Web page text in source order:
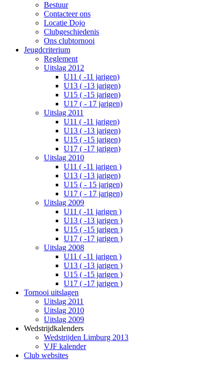
Bestuur
Contacteer ons
Locatie Dojo
Clubgeschiedenis
Ons clubtornooi
Jeugdcriterium
Reglement
Uitslag 2012
U11 ( -11 jarigen)
U13 ( -13 jarigen)
U15 ( -15 jarigen)
U17 ( - 17 jarigen)
Uitslag 2011
U11 ( -11 jarigen)
U13 ( -13 jarigen)
U15 ( -15 jarigen)
U17 ( -17 jarigen)
Uitslag 2010
U11 ( -11 jarigen )
U13 ( -13 jarigen)
U15 ( - 15 jarigen)
U17 ( - 17 jarigen)
Uitslag 2009
U11 ( -11 jarigen )
U13 ( -13 jarigen )
U15 ( -15 jarigen )
U17 ( -17 jarigen )
Uitslag 2008
U11 ( -11 jarigen )
U13 ( -13 jarigen )
U15 ( -15 jarigen )
U17 ( -17 jarigen )
Tornooi uitslagen
Uitslag 2011
Uitslag 2010
Uitslag 2009
Wedstrijdkalenders
Wedstrijden Limburg 2013
VJF kalender
Club websites